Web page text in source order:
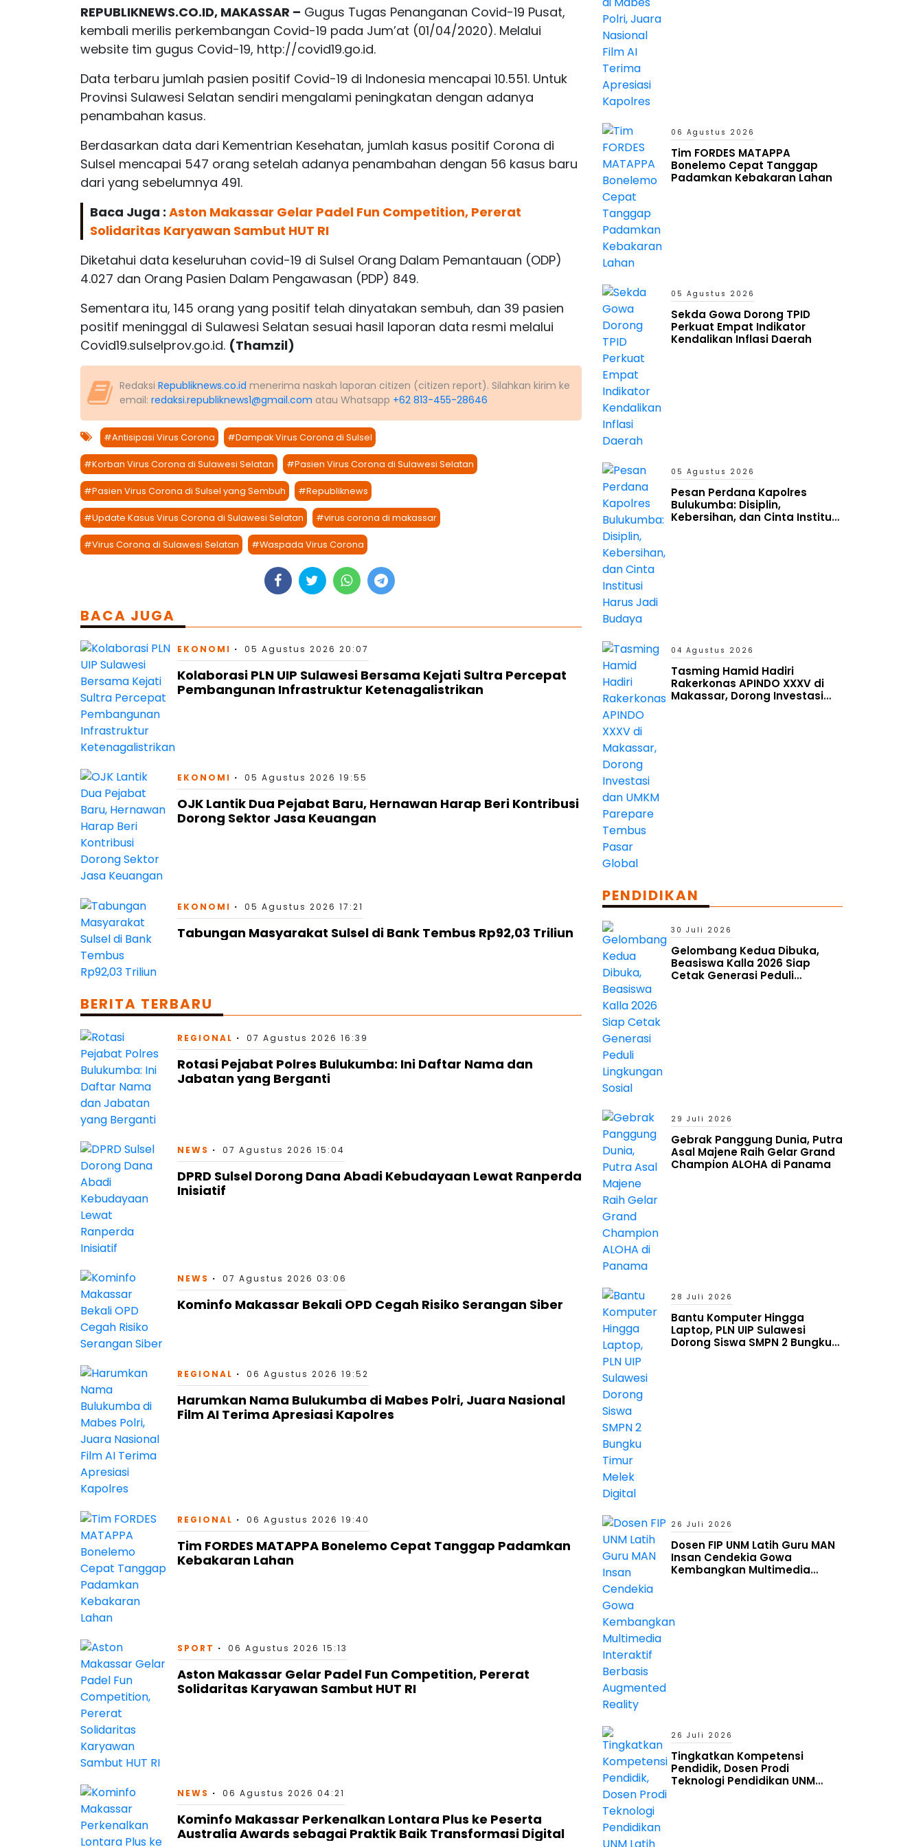
REPUBLIKNEWS.CO.ID, MAKASSAR – Gugus Tugas Penanganan Covid-19 Pusat,
kembali merilis perkembangan Covid-19 pada Jum’at (01/04/2020). Melalui
website tim gugus Covid-19, http://covid19.go.id.
Data terbaru jumlah pasien positif Covid-19 di Indonesia mencapai 10.551. Untuk
Provinsi Sulawesi Selatan sendiri mengalami peningkatan dengan adanya
penambahan kasus.
Berdasarkan data dari Kementrian Kesehatan, jumlah kasus positif Corona di
Sulsel mencapai 547 orang setelah adanya penambahan dengan 56 kasus baru
dari yang sebelumnya 491.
Baca Juga : Aston Makassar Gelar Padel Fun Competition, Pererat
Solidaritas Karyawan Sambut HUT RI
Diketahui data keseluruhan covid-19 di Sulsel Orang Dalam Pemantauan (ODP)
4.027 dan Orang Pasien Dalam Pengawasan (PDP) 849.
Sementara itu, 145 orang yang positif telah dinyatakan sembuh, dan 39 pasien
positif meninggal di Sulawesi Selatan sesuai hasil laporan data resmi melalui
Covid19.sulselprov.go.id. (Thamzil)
Redaksi Republiknews.co.id menerima naskah laporan citizen (citizen report). Silahkan kirim ke
email: redaksi.republiknews1@gmail.com atau Whatsapp +62 813-455-28646
#Antisipasi Virus Corona #Dampak Virus Corona di Sulsel
#Korban Virus Corona di Sulawesi Selatan #Pasien Virus Corona di Sulawesi Selatan
#Pasien Virus Corona di Sulsel yang Sembuh #Republiknews
#Update Kasus Virus Corona di Sulawesi Selatan #virus corona di makassar
#Virus Corona di Sulawesi Selatan #Waspada Virus Corona
BACA JUGA
EKONOMI 05 Agustus 2026 20:07
Kolaborasi PLN UIP Sulawesi Bersama Kejati Sultra Percepat
Pembangunan Infrastruktur Ketenagalistrikan
EKONOMI 05 Agustus 2026 19:55
OJK Lantik Dua Pejabat Baru, Hernawan Harap Beri Kontribusi
Dorong Sektor Jasa Keuangan
EKONOMI 05 Agustus 2026 17:21
Tabungan Masyarakat Sulsel di Bank Tembus Rp92,03 Triliun
BERITA TERBARU
REGIONAL 07 Agustus 2026 16:39
Rotasi Pejabat Polres Bulukumba: Ini Daftar Nama dan
Jabatan yang Berganti
NEWS 07 Agustus 2026 15:04
DPRD Sulsel Dorong Dana Abadi Kebudayaan Lewat Ranperda
Inisiatif
NEWS 07 Agustus 2026 03:06
Kominfo Makassar Bekali OPD Cegah Risiko Serangan Siber
REGIONAL 06 Agustus 2026 19:52
Harumkan Nama Bulukumba di Mabes Polri, Juara Nasional
Film AI Terima Apresiasi Kapolres
REGIONAL 06 Agustus 2026 19:40
Tim FORDES MATAPPA Bonelemo Cepat Tanggap Padamkan
Kebakaran Lahan
SPORT 06 Agustus 2026 15:13
Aston Makassar Gelar Padel Fun Competition, Pererat
Solidaritas Karyawan Sambut HUT RI
NEWS 06 Agustus 2026 04:21
Kominfo Makassar Perkenalkan Lontara Plus ke Peserta
Australia Awards sebagai Praktik Baik Transformasi Digital
06 Agustus 2026
Tim FORDES MATAPPA
Bonelemo Cepat Tanggap
Padamkan Kebakaran Lahan
05 Agustus 2026
Sekda Gowa Dorong TPID
Perkuat Empat Indikator
Kendalikan Inflasi Daerah
05 Agustus 2026
Pesan Perdana Kapolres
Bulukumba: Disiplin,
Kebersihan, dan Cinta Institusi
04 Agustus 2026
Tasming Hamid Hadiri
Rakerkonas APINDO XXXV di
Makassar, Dorong Investasi
PENDIDIKAN
30 Juli 2026
Gelombang Kedua Dibuka,
Beasiswa Kalla 2026 Siap
Cetak Generasi Peduli
29 Juli 2026
Gebrak Panggung Dunia, Putra
Asal Majene Raih Gelar Grand
Champion ALOHA di Panama
28 Juli 2026
Bantu Komputer Hingga
Laptop, PLN UIP Sulawesi
Dorong Siswa SMPN 2 Bungku
26 Juli 2026
Dosen FIP UNM Latih Guru MAN
Insan Cendekia Gowa
Kembangkan Multimedia
26 Juli 2026
Tingkatkan Kompetensi
Pendidik, Dosen Prodi
Teknologi Pendidikan UNM